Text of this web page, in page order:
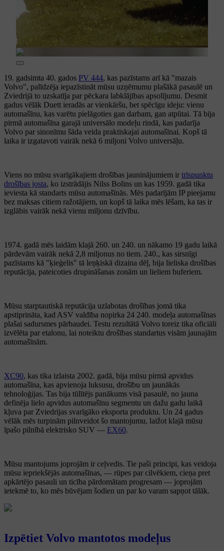
19. gadsimta 40. gados PV 444, kas pazīstams arī kā "mazais
Volvo", palīdzēja iepazīstināt mūsu uzņēmumu plašākā pasaulē un
Zviedrijā to uzskatīja par pēckara labklājības apsolījumu. Desmit
gadus vēlāk Duett ieradās ar vienkāršu, bet spēcīgu ideju: vienu
automašīnu, kas varētu pielāgoties gan darbam, gan atpūtai. Tā bija
pirmā automašīna garajā universālo modeļu rindā, kas padarīja
Volvo par sinonīmu šāda veida praktiskajai automašīnai. Kopš tā
laika ir izgatavoti vairāk nekā 6 miljoni Volvo universāļu.
Viens no mūsu svarīgākajiem drošības jauninājumiem ir trīspunktu
drošības josta, ko izstrādājis Nilss Bolins un kas 1959. gadā tika
ieviesta kā standarts mūsu automašīnās. Mēs padarījām IP pieejamu
bez maksas citiem ražotājiem, un kopš tā laika mēs lēšam, ka tas ir
izglābis vairāk nekā vienu miljonu dzīvību.
1974. gadā mēs laidām klajā 260. un 240. un nākamo 19 gadu laikā
pārdevām vairāk nekā 2,8 miljonus no tiem. 240., kas sirsnīgi
pazīstams kā "ķieģelis" tā leņķiskā dizaina dēļ, bija lieliska drošības
reputācija, pateicoties drupināšanas zonām un lieliem buferiem.
Mūsu starptautiskā reputācija uzlabotas drošības jomā tika
apstiprināta, kad ASV valdība nopirka 24 240. modeļa automašīnas
plašai sadursmes pārbaudei. Testu rezultātā Volvo toreiz tika oficiāli
izvēlēta par etalonu, lai noteiktu drošības standartus visām jaunajām
automašīnām.
XC90, kas tika izlaista 2002. gadā, bija mūsu pirmā apvidus
automašīna, kas apvienoja luksusu, drošību un jaunākās
tehnoloģijas. Tas bija tūlītējs panākums visā pasaulē, no jauna
definēja lielo apvidus automašīnu segmentu un dažu gadu laikā
kļuva par Zviedrijas svarīgāko eksporta produktu. Un 24 gadus
vēlāk mēs turpinām pilnveidot šo mantojumu, laižot klajā mūsu
īpašo pilnībā elektrisko SUV — EX60.
Mūsu mantojums joprojām ir ceļvedis. Tie paši principi, kas veidoja
mūsu iepriekšējās automašīnas, — rūpes par cilvēkiem, cieņa pret
apkārtējo pasauli un ticība pārdomātam progresam — joprojām
ietekmē to, ko mēs būvējam šodien un par ko varam sapņot tālāk.
Izpētiet Volvo mantotos modeļus